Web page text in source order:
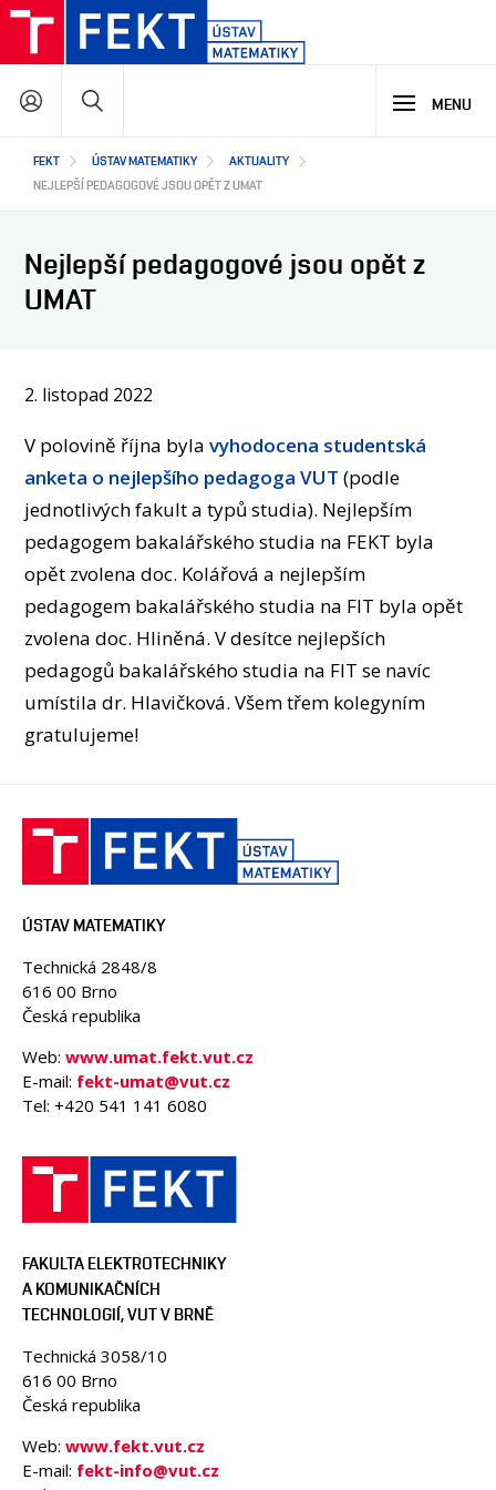
Přejít
hlavnímu
obsahu
Hlavní
navigace
STUDIUM
NABÍDKA STUDIJNÍCH PROGRAMŮ
JAKÉ PROJEKTY U NÁS ŘEŠÍME
JAK S NÁMI SPOLUPRACOVAT
O NÁS
O ÚSTAVU
OSOBY
MÉDIA
KONFERENCE A SOUTĚŽE
KONTAKT
MENU
FEKT ÚSTAV MATEMATIKY
AKTUALITY
NEJLEPŠÍ PEDAGOGOVÉ JSOU OPĚT Z UMAT
Nejlepší pedagogové jsou opět z
UMAT
2. listopad 2022
V polovině října byla vyhodocena studentská
anketa o nejlepšího pedagoga VUT (podle
jednotlivých fakult a typů studia). Nejlepším
pedagogem bakalářského studia na FEKT byla
opět zvolena doc. Kolářová a nejlepším
pedagogem bakalářského studia na FIT byla opět
zvolena doc. Hliněná. V desítce nejlepších
pedagogů bakalářského studia na FIT se navíc
umístila dr. Hlavičková. Všem třem kolegyním
gratulujeme!
ÚSTAV MATEMATIKY
Technická 2848/8
616 00 Brno
Česká republika
Web: www.umat.fekt.vut.cz
E-mail: fekt-umat@vut.cz
Tel: +420 541 141 6080
FAKULTA ELEKTROTECHNIKY
A KOMUNIKAČNÍCH
TECHNOLOGIÍ, VUT V BRNĚ
Technická 3058/10
616 00 Brno
Česká republika
Web: www.fekt.vut.cz
E-mail: fekt-info@vut.cz